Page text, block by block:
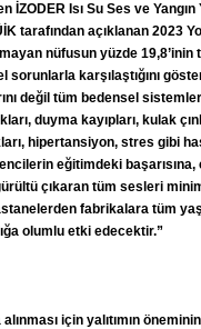
Isı Su Ses ve
tarafından açıklanan 2023
nüfusun yüzde
karşılaştığını
değil tüm bedensel
duyma kayıpları, kulak
hipertansiyon, stres gibi
eğitimdeki
çıkaran tüm sesleri
fabrikalara tüm
olumlu etki edecektir.”
için yalıtımın